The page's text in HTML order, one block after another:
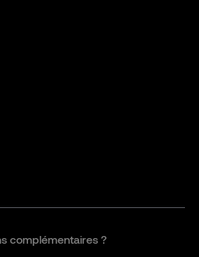
complémentaires ?